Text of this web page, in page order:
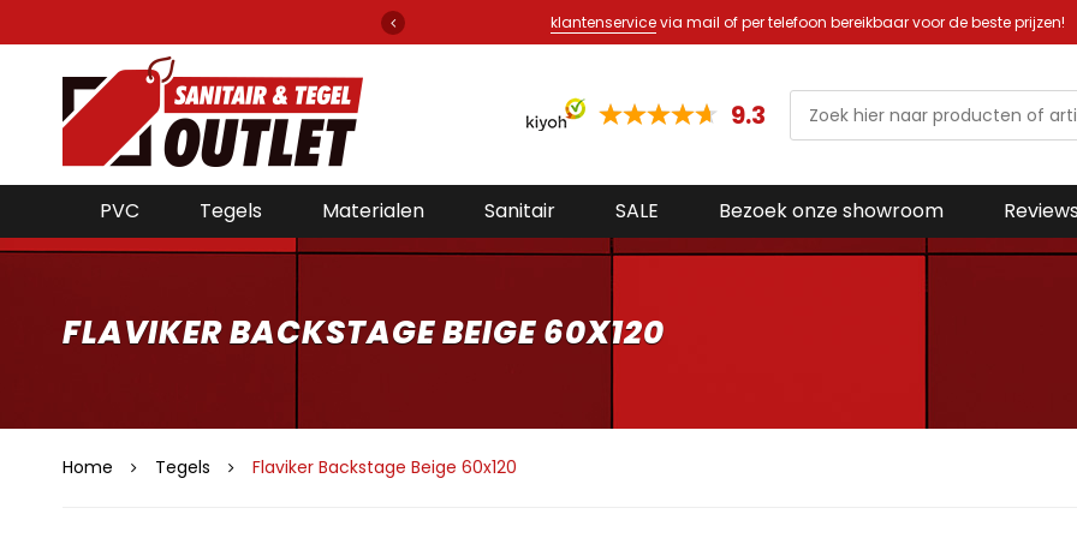
klantenservicevia mail of per telefoon bereikbaar voor de beste prijzen!
9.3
PVC Tegels Materialen Sanitair SALE Bezoek onze showroom Reviews
FLAVIKER BACKSTAGE BEIGE 60X120
Home Tegels Flaviker Backstage Beige 60x120